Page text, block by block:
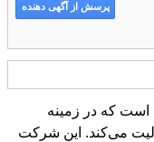
پرسش از آگهی دهنده
است که در زمینه
می‌کند. این شرکت
فعالیت خود را گسترش داد و با تاسیس واحد تولیدی
یکی از بزرگترین تولید‌کنندگان محصولات بهداشتی
کمپانی ایمان در طول سالیان اخیر برندهای زیادی را